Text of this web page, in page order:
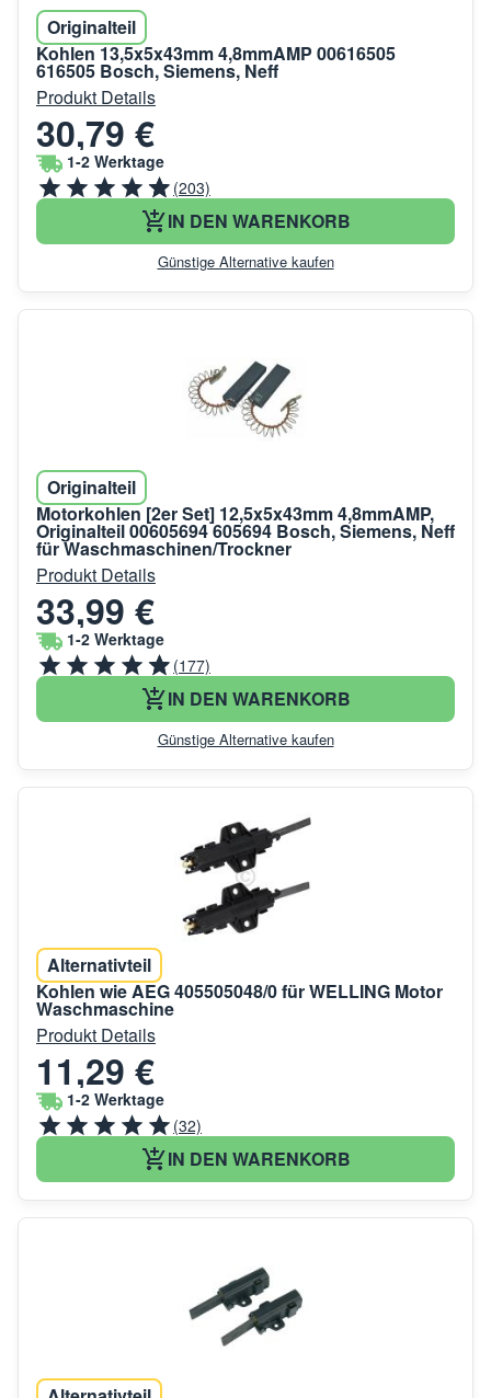
Originalteil
Kohlen 13,5x5x43mm 4,8mmAMP 00616505
616505 Bosch, Siemens, Neff
Produkt Details
30,79 €
1-2 Werktage
(203)
IN DEN WARENKORB
Günstige Alternative kaufen
Originalteil
Motorkohlen [2er Set] 12,5x5x43mm 4,8mmAMP,
Originalteil 00605694 605694 Bosch, Siemens, Neff
für Waschmaschinen/Trockner
Produkt Details
33,99 €
1-2 Werktage
(177)
IN DEN WARENKORB
Günstige Alternative kaufen
Alternativteil
Kohlen wie AEG 405505048/0 für WELLING Motor
Waschmaschine
Produkt Details
11,29 €
1-2 Werktage
(32)
IN DEN WARENKORB